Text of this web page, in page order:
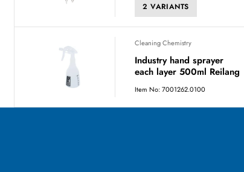
2 VARIANTS
Cleaning Chemistry
Industry hand sprayer
each layer 500ml Reilang
Item No: 7001262.0100